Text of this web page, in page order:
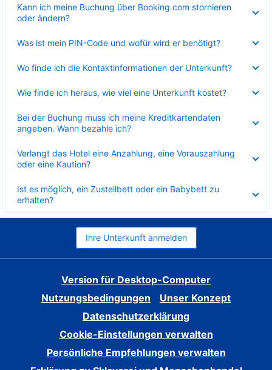
Kann ich meine Buchung über Booking.com stornieren
oder ändern?
Was ist mein PIN-Code und wofür wird er benötigt?
Wo finde ich die Kontaktinformationen der Unterkunft?
Wie finde ich heraus, wie viel eine Unterkunft kostet?
Bei der Buchung muss ich meine Kreditkartendaten
angeben. Wann bezahle ich?
Verlangt das Hotel eine Anzahlung, eine Vorauszahlung
oder eine Kaution?
Ist es möglich, ein Zustellbett oder ein Babybett zu
erhalten?
Ihre Unterkunft anmelden
Version für Desktop-Computer
Nutzungsbedingungen
Unser Konzept
Datenschutzerklärung
Cookie-Einstellungen verwalten
Persönliche Empfehlungen verwalten